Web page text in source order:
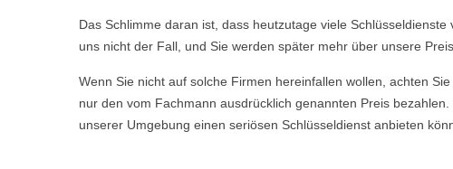
Das Schlimme daran ist, dass heutzutage viele
uns nicht der Fall, und Sie werden später mehr über unsere
Wenn Sie nicht auf solche Firmen hereinfallen wollen, achten
nur den vom Fachmann ausdrücklich genannten Preis
unserer Umgebung einen seriösen Schlüsseldienst anbieten